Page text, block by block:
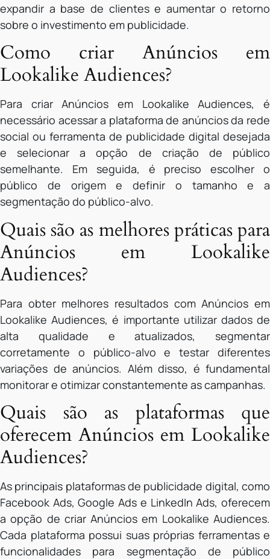
expandir a base de clientes e aumentar o retorno
sobre o investimento em publicidade.
Como criar Anúncios em
Lookalike Audiences?
Para criar Anúncios em Lookalike Audiences, é
necessário acessar a plataforma de anúncios da rede
social ou ferramenta de publicidade digital desejada
e selecionar a opção de criação de público
semelhante. Em seguida, é preciso escolher o
público de origem e definir o tamanho e a
segmentação do público-alvo.
Quais são as melhores práticas para
Anúncios em Lookalike
Audiences?
Para obter melhores resultados com Anúncios em
Lookalike Audiences, é importante utilizar dados de
alta qualidade e atualizados, segmentar
corretamente o público-alvo e testar diferentes
variações de anúncios. Além disso, é fundamental
monitorar e otimizar constantemente as campanhas.
Quais são as plataformas que
oferecem Anúncios em Lookalike
Audiences?
As principais plataformas de publicidade digital, como
Facebook Ads, Google Ads e LinkedIn Ads, oferecem
a opção de criar Anúncios em Lookalike Audiences.
Cada plataforma possui suas próprias ferramentas e
funcionalidades para segmentação de público